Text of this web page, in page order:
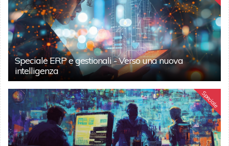
Speciale ERP e gestionali - Verso una nuova
intelligenza
Speciale